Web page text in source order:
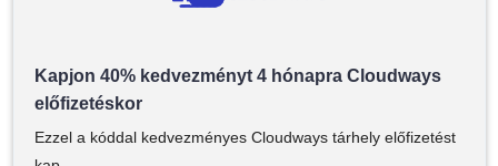
Kapjon 40% kedvezményt 4 hónapra Cloudways
előfizetéskor
Ezzel a kóddal kedvezményes Cloudways tárhely előfizetést